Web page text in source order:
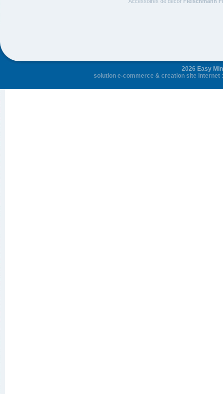
2026 Easy
solution e-commerce & creation site internet